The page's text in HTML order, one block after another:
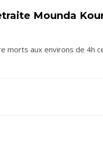
Mounda
morts aux environs de 4h